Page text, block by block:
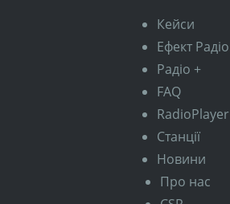
Кейси
Ефект Радіо
Радіо +
FAQ
RadioPlayer
Станції
Новини
Про нас